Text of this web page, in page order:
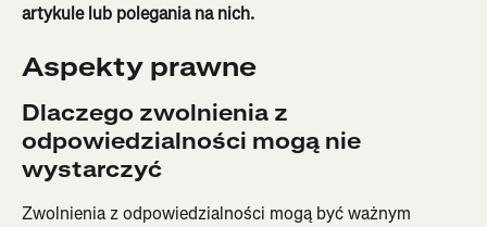
artykule lub polegania na nich.
Aspekty prawne
Dlaczego zwolnienia z
odpowiedzialności mogą nie
wystarczyć
Zwolnienia z odpowiedzialności mogą być ważnym